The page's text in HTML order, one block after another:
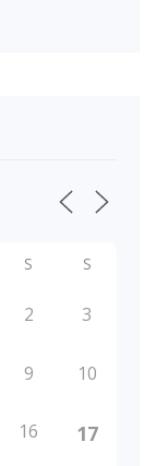
S S
2 3
9 10
16 17